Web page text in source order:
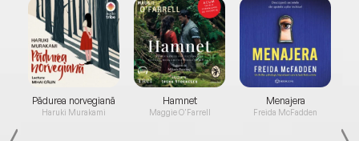
Pădurea norvegiană
Haruki Murakami
Hamnet
Maggie O'Farrell
Menajera
Freida McFadden